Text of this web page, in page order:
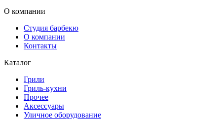
О компании
Студия барбекю
О компании
Контакты
Каталог
Грили
Гриль-кухни
Прочее
Аксессуары
Уличное оборудование